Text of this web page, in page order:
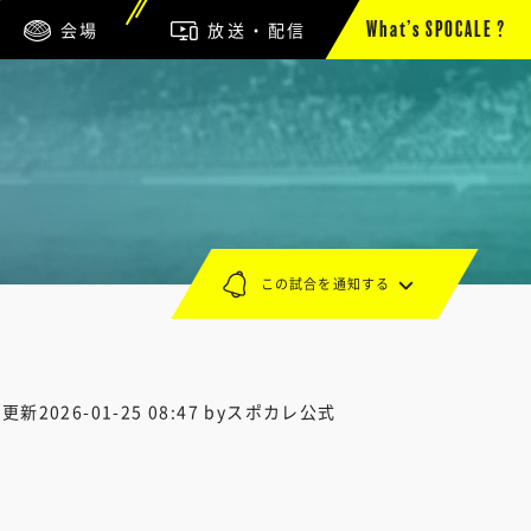
会場 放送・配信 What’s SPOCALE ?
新2026-01-25 08:47 byスポカレ公式
この試合を通知する